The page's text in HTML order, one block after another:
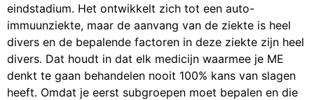
eindstadium. Het ontwikkelt zich tot een auto-
immuunziekte, maar de aanvang van de ziekte is heel
divers en de bepalende factoren in deze ziekte zijn heel
divers. Dat houdt in dat elk medicijn waarmee je ME
denkt te gaan behandelen nooit 100% kans van slagen
heeft. Omdat je eerst subgroepen moet bepalen en die